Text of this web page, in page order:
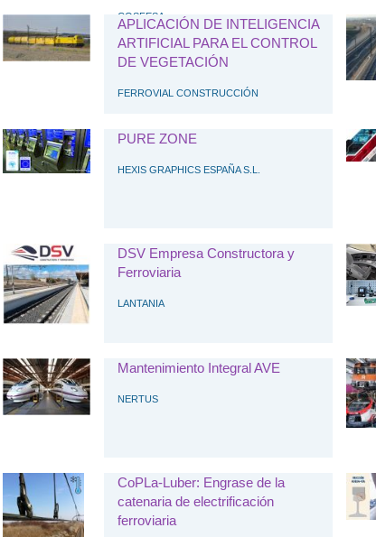
COSFESA
APLICACIÓN DE INTELIGENCIA
ARTIFICIAL PARA EL CONTROL
DE VEGETACIÓN
FERROVIAL CONSTRUCCIÓN
PURE ZONE
HEXIS GRAPHICS ESPAÑA S.L.
DSV Empresa Constructora y
Ferroviaria
LANTANIA
Mantenimiento Integral AVE
NERTUS
CoPLa-Luber: Engrase de la
catenaria de electrificación
ferroviaria